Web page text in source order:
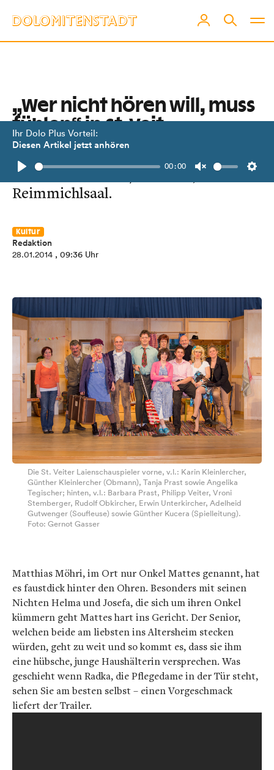
Ihr Dolo Plus Vorteil:
Diesen Artikel jetzt anhören
Play
00:00
Unmute
„Wer nicht hören will, muss
fühlen“ in St. Veit
Auf zahlreichen Besuch freut sich der
Theaterverein ab 7. Februar, im
Reimmichlsaal.
Kultur
Redaktion
28.01.2014 , 09:36 Uhr
Die St. Veiter Laienschauspieler vorne, v.l.: Karin Kleinlercher,
Günther Kleinlercher (Obmann), Tanja Prast sowie Angelika
Tegischer; hinten, v.l.: Barbara Prast, Philipp Veiter, Vroni
Stemberger, Rudolf Obkircher, Erwin Unterkircher, Adelheid
Gutwenger (Soufleuse) sowie Günther Kucera (Spielleitung).
Foto: Gernot Gasser
Matthias Möhri, im Ort nur Onkel Mattes genannt, hat
es faustdick hinter den Ohren. Besonders mit seinen
Nichten Helma und Josefa, die sich um ihren Onkel
kümmern geht Mattes hart ins Gericht. Der Senior,
welchen beide am liebsten ins Altersheim stecken
würden, geht zu weit und so kommt es, dass sie ihm
eine hübsche, junge Haushälterin versprechen. Was
geschieht wenn Radka, die Pflegedame in der Tür steht,
sehen Sie am besten selbst – einen Vorgeschmack
liefert der Trailer.